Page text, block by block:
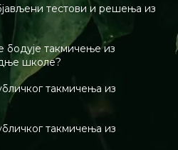
тестови и решења из
такмичење из
школе?
такмичења из
такмичења из